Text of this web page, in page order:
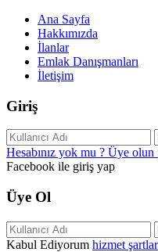
Ana Sayfa
Hakkımızda
İlanlar
Emlak Danışmanları
İletişim
Giriş
Hesabınız yok mu ? Üye olun
Facebook ile giriş yap
Üye Ol
Kabul Ediyorum hizmet